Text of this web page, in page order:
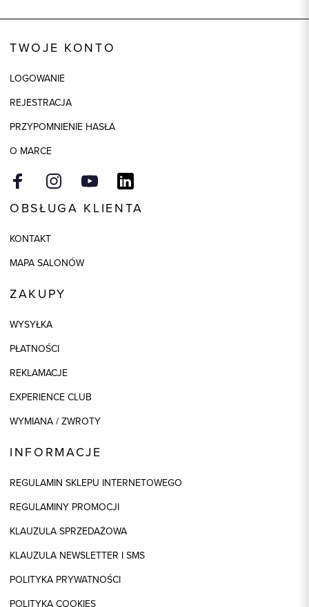
Skład tkaniny
Składy podszewek
Model
TWOJE KONTO
LOGOWANIE
REJESTRACJA
PRZYPOMNIENIE HASŁA
O MARCE
OBSŁUGA KLIENTA
KONTAKT
MAPA SALONÓW
ZAKUPY
WYSYŁKA
PŁATNOŚCI
REKLAMACJE
EXPERIENCE CLUB
WYMIANA / ZWROTY
INFORMACJE
REGULAMIN SKLEPU INTERNETOWEGO
REGULAMINY PROMOCJI
KLAUZULA SPRZEDAŻOWA
KLAUZULA NEWSLETTER I SMS
POLITYKA PRYWATNOŚCI
POLITYKA COOKIES